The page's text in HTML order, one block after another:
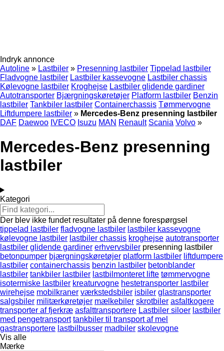
Indryk annonce
Autoline » Lastbiler » Presenning lastbiler Tippelad lastbiler
Fladvogne lastbiler Lastbiler kassevogne Lastbiler chassis
Kølevogne lastbiler Kroghejse Lastbiler glidende gardiner
Autotransporter Bjærgningskøretøjer Platform lastbiler Benzin
lastbiler Tankbiler lastbiler Containerchassis Tømmervogne
Liftdumpere lastbiler » Mercedes-Benz presenning lastbiler
DAF Daewoo IVECO Isuzu MAN Renault Scania Volvo »
Mercedes-Benz presenning
lastbiler
Kategori
Der blev ikke fundet resultater på denne forespørgsel
tippelad lastbiler fladvogne lastbiler lastbiler kassevogne
kølevogne lastbiler lastbiler chassis kroghejse autotransporter
lastbiler glidende gardiner erhvervsbiler presenning lastbiler
betonpumper bjærgningskøretøjer platform lastbiler liftdumpere
lastbiler containerchassis benzin lastbiler betonblander
lastbiler tankbiler lastbiler lastbilmonteret lifte tømmervogne
isotermiske lastbiler kreaturvogne hestetransporter lastbiler
wirehejse mobilkraner værkstedsbiler isbiler glastransporter
salgsbiler militærkøretøjer mælkebiler skrotbiler asfaltkogere
transporter af fjerkræ asfalttransportere Lastbiler siloer lastbiler
med pengetransport tankbiler til transport af mel
gastransportere lastbilbusser madbiler skolevogne
Vis alle
Mærke